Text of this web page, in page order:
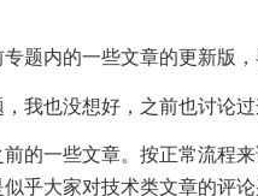
题内的一些文章的更新版
我也没想好，之前也讨论
的一些文章。按正常流程
乎大家对技术类文章的评